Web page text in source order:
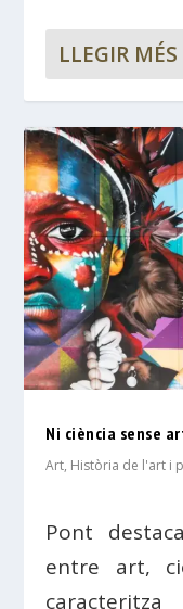
LLEGIR MÉS
Ni ciència sense
Art, Història de l'art i
Pont
entre art,